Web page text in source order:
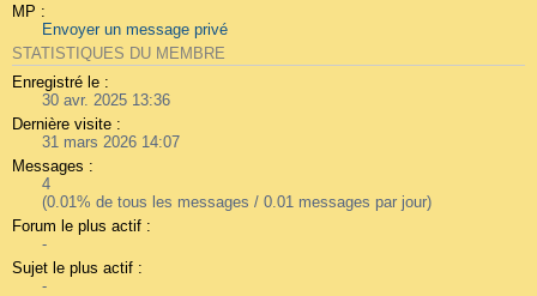
MP :
Envoyer un message privé
STATISTIQUES DU MEMBRE
Enregistré le :
30 avr. 2025 13:36
Dernière visite :
31 mars 2026 14:07
Messages :
4
(0.01% de tous les messages / 0.01 messages par jour)
Forum le plus actif :
-
Sujet le plus actif :
-